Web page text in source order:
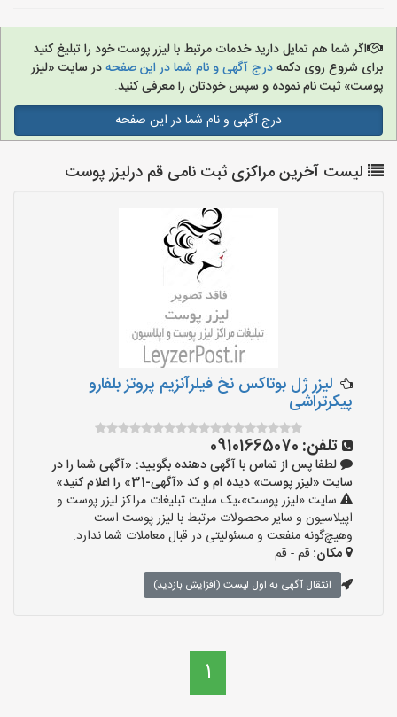
اگر شما هم تمایل دارید خدمات مرتبط با لیزر پوست خود را تبلیغ کنید
برای شروع روی دکمهدرج آگهی و نام شما در این صفحهدر سایت «لیزر
پوست» ثبت نام نموده و سپس خودتان را معرفی کنید.
درج آگهی و نام شما در این صفحه
لیست آخرین مراکزی ثبت نامی قم درلیزر پوست
لیزر ژل بوتاکس نخ فیلرآنزیم پروتز بلفارو
پیکرتراشی
تلفن: 09101665070
لطفا پس از تماس با آگهی دهنده بگویید: «آگهی شما را در
سایت «لیزر پوست» دیده ام و کد «آگهی-31» را اعلام کنید»
سایت «لیزر پوست»،یک سایت تبلیغات مراکز لیزر پوست و
اپیلاسیون و سایر محصولات مرتبط با لیزر پوست است
وهیچ‌گونه منفعت و مسئولیتی در قبال معاملات شما ندارد.
مکان: قم - قم
انتقال آگهی به اول لیست (افزایش بازدید)
1